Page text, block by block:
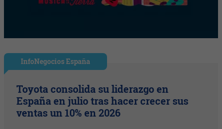
InfoNegocios España
Toyota consolida su liderazgo en
España en julio tras hacer crecer sus
ventas un 10% en 2026